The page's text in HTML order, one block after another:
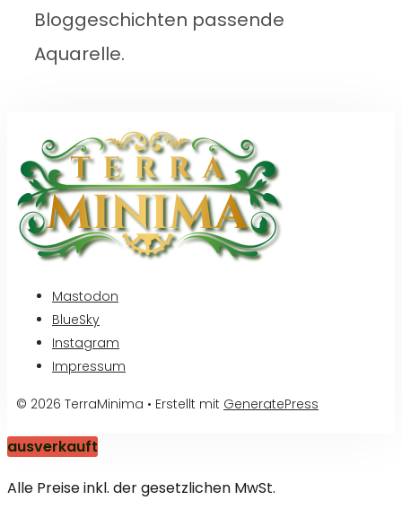
Bloggeschichten passende
Aquarelle.
Mastodon
BlueSky
Instagram
Impressum
© 2026 TerraMinima • Erstellt mit GeneratePress
ausverkauft
Alle Preise inkl. der gesetzlichen MwSt.